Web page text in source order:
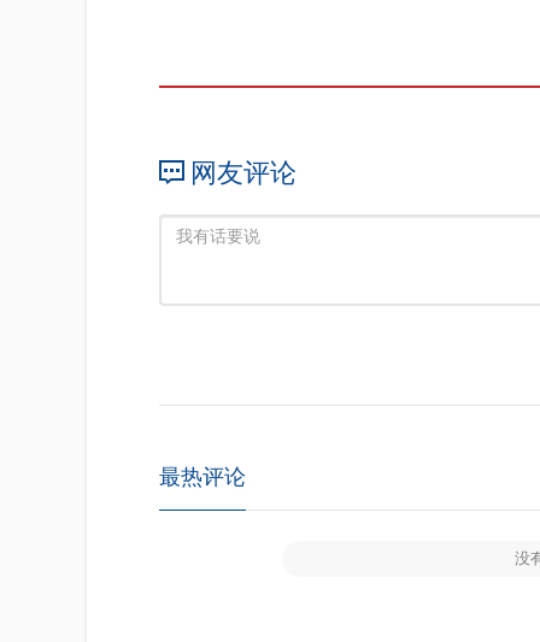
网友评论
最热评论
没